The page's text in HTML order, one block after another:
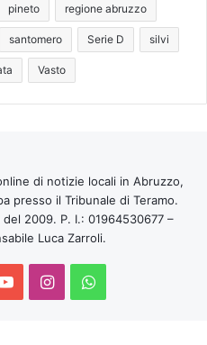
pineto regione abruzzo
santomero Serie D silvi
Vasto
di notizie locali in Abruzzo,
presso il Tribunale di Teramo.
2009. P. I.: 01964530677 –
Luca Zarroli.
You InstagramWhatsApp